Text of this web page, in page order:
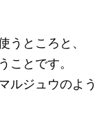
うところと、
ことです。
ルジュウのよう